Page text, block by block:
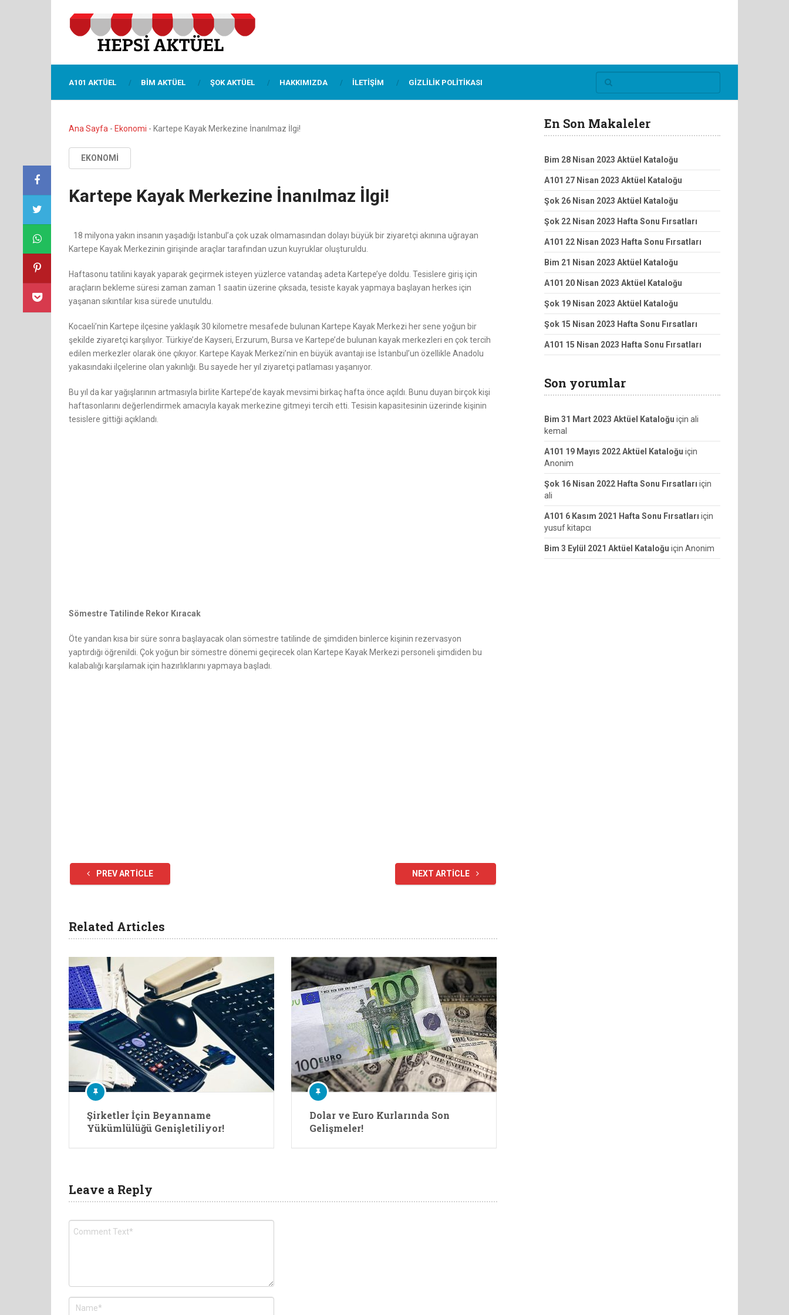
A101 AKTÜEL BIM AKTÜEL ŞOK AKTÜEL HAKKIMIZDA İLETIŞIM GIZLILIK POLITIKASI
Ana Sayfa - Ekonomi - Kartepe Kayak Merkezine İnanılmaz İlgi!
EKONOMI
Kartepe Kayak Merkezine İnanılmaz İlgi!
18 milyona yakın insanın yaşadığı İstanbul’a çok uzak olmamasından dolayı büyük bir ziyaretçi akınına uğrayan
Kartepe Kayak Merkezinin girişinde araçlar tarafından uzun kuyruklar oluşturuldu.
Haftasonu tatilini kayak yaparak geçirmek isteyen yüzlerce vatandaş adeta Kartepe’ye doldu. Tesislere giriş için
araçların bekleme süresi zaman zaman 1 saatin üzerine çıksada, tesiste kayak yapmaya başlayan herkes için
yaşanan sıkıntılar kısa sürede unutuldu.
Kocaeli’nin Kartepe ilçesine yaklaşık 30 kilometre mesafede bulunan Kartepe Kayak Merkezi her sene yoğun bir
şekilde ziyaretçi karşılıyor. Türkiye’de Kayseri, Erzurum, Bursa ve Kartepe’de bulunan kayak merkezleri en çok tercih
edilen merkezler olarak öne çıkıyor. Kartepe Kayak Merkezi’nin en büyük avantajı ise İstanbul’un özellikle Anadolu
yakasındaki ilçelerine olan yakınlığı. Bu sayede her yıl ziyaretçi patlaması yaşanıyor.
Bu yıl da kar yağışlarının artmasıyla birlite Kartepe’de kayak mevsimi birkaç hafta önce açıldı. Bunu duyan birçok kişi
haftasonlarını değerlendirmek amacıyla kayak merkezine gitmeyi tercih etti. Tesisin kapasitesinin üzerinde kişinin
tesislere gittiği açıklandı.
Sömestre Tatilinde Rekor Kıracak
Öte yandan kısa bir süre sonra başlayacak olan sömestre tatilinde de şimdiden binlerce kişinin rezervasyon
yaptırdığı öğrenildi. Çok yoğun bir sömestre dönemi geçirecek olan Kartepe Kayak Merkezi personeli şimdiden bu
kalabalığı karşılamak için hazırlıklarını yapmaya başladı.
PREV ARTICLE NEXT ARTICLE
Related Articles
Şirketler İçin Beyanname
Yükümlülüğü Genişletiliyor!
Dolar ve Euro Kurlarında Son
Gelişmeler!
Leave a Reply
En Son Makaleler
Bim 28 Nisan 2023 Aktüel Kataloğu
A101 27 Nisan 2023 Aktüel Kataloğu
Şok 26 Nisan 2023 Aktüel Kataloğu
Şok 22 Nisan 2023 Hafta Sonu Fırsatları
A101 22 Nisan 2023 Hafta Sonu Fırsatları
Bim 21 Nisan 2023 Aktüel Kataloğu
A101 20 Nisan 2023 Aktüel Kataloğu
Şok 19 Nisan 2023 Aktüel Kataloğu
Şok 15 Nisan 2023 Hafta Sonu Fırsatları
A101 15 Nisan 2023 Hafta Sonu Fırsatları
Son yorumlar
Bim 31 Mart 2023 Aktüel Kataloğu için ali
kemal
A101 19 Mayıs 2022 Aktüel Kataloğu için
Anonim
Şok 16 Nisan 2022 Hafta Sonu Fırsatları için
ali
A101 6 Kasım 2021 Hafta Sonu Fırsatları için
yusuf kitapcı
Bim 3 Eylül 2021 Aktüel Kataloğu için Anonim